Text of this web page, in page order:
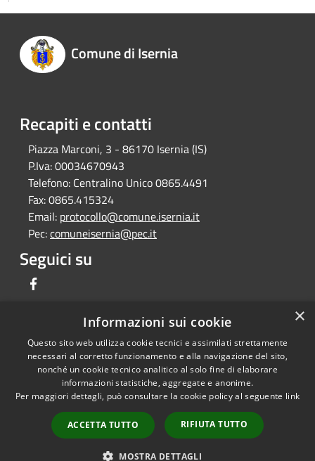
Comune di Isernia
Recapiti e contatti
Piazza Marconi, 3 - 86170 Isernia (IS)
P.Iva:00034670943
Telefono: Centralino Unico 0865.4491
Fax:0865.415324
Email: protocollo@comune.isernia.it
Pec:comuneisernia@pec.it
Seguici su
RSS
Accessibilità
Cookie
Mappa del sito
Feedback per non
Copyright © 2026 • Comune di
Isernia • Powered by
Municipium•Accesso
redazione
×
Informazioni sui cookie
Questo sito web utilizza cookie tecnici e assimilati strettamente
necessari al corretto funzionamento e alla navigazione del sito,
nonché un cookie tecnico analitico al solo fine di elaborare
informazioni statistiche, aggregate e anonime.
Per maggiori dettagli, può consultare la cookie policy al seguente link
ACCETTA TUTTO RIFIUTA TUTTO
MOSTRA DETTAGLI